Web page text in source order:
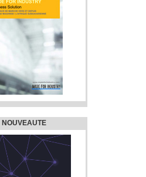
NOUVEAUTE